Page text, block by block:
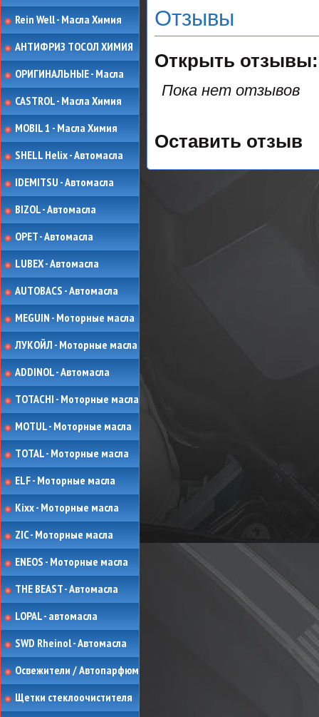
Rein Well - Масла Химия
АНТИФРИЗ ТОСОЛ ХИМИЯ
ОРИГИНАЛЬНЫЕ - Масла
CASTROL - Масла Химия
MOBIL 1 - Масла Химия
SHELL Helix - Автомасла
IDEMITSU - Автомасла
BIZOL - Автомасла
OPET - Автомасла
LUBEX - Автомасла
AUTOBACS - Автомасла
MEGUIN - Моторные масла
ЛУКОЙЛ - Моторные масла
ADDINOL - Автомасла
TOTACHI - Моторные масла
MOTUL - Моторные масла
TOTAL - Моторные масла
ELF - Моторные масла
Kixx - Моторные масла
ZIC - Моторные масла
ENEOS - Моторные масла
THE BEAST - Автомасла
LOPAL - автомасла
SWD Rheinol - Автомасла
Освежители / Автопарфюм
Щетки стеклоочистителя
Отзывы
Открыть
Пока нет отзывов
Оставить отзыв